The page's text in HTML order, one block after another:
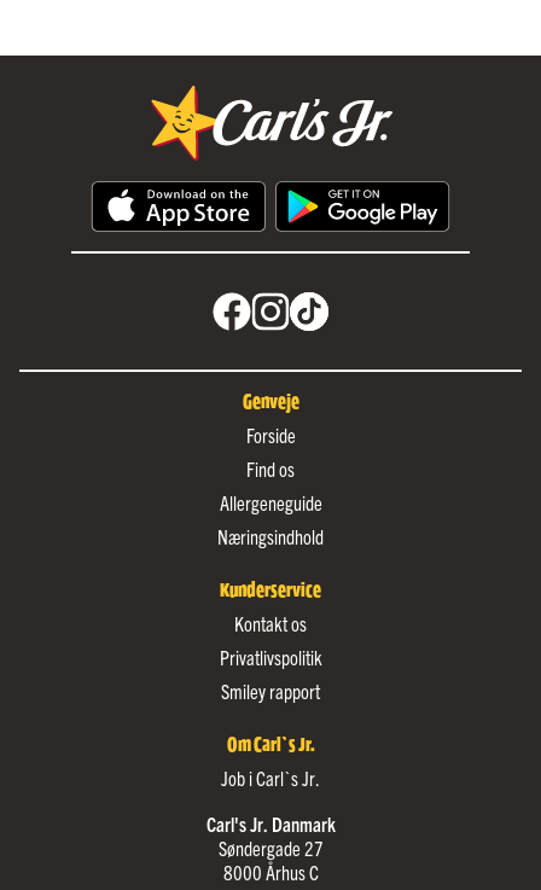
Genveje
Forside
Find os
Allergeneguide
Næringsindhold
Kunderservice
Kontakt os
Privatlivspolitik
Smiley rapport
Om Carl`s Jr.
Job i Carl`s Jr.
Carl's Jr. Danmark
Søndergade 27
8000 Århus C